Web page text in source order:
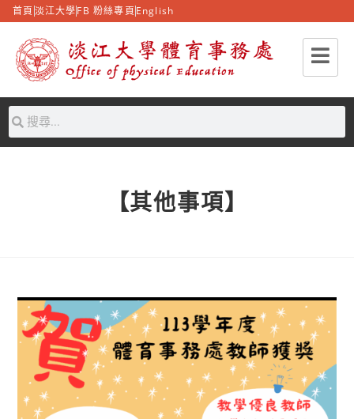
首頁 淡江大學FB 粉絲專頁 English
【其他事項】